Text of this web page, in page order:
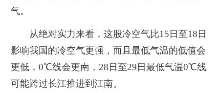
气。
从绝对实力来看，这股冷空气比15日至18日
影响我国的冷空气更强，而且最低气温的低值会
更低，0℃线会更南，28日至29日最低气温0℃线
可能跨过长江推进到江南。